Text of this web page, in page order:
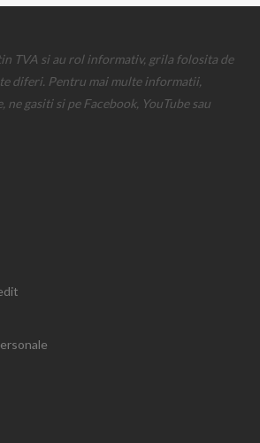
TVA si au rol informativ, grila folosita de
diferi. Pentru mai multe informatii,
gasiti si pe Facebook, YouTube sau